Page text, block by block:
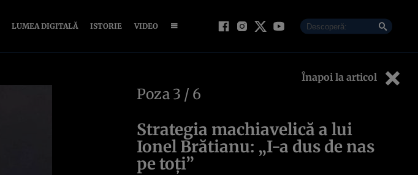
LUMEA DIGITALĂ ISTORIE VIDEO
Înapoi la articol
Poza 3 / 6
Strategia machiavelică a lui
Ionel Brătianu: „I-a dus de nas
pe toți”